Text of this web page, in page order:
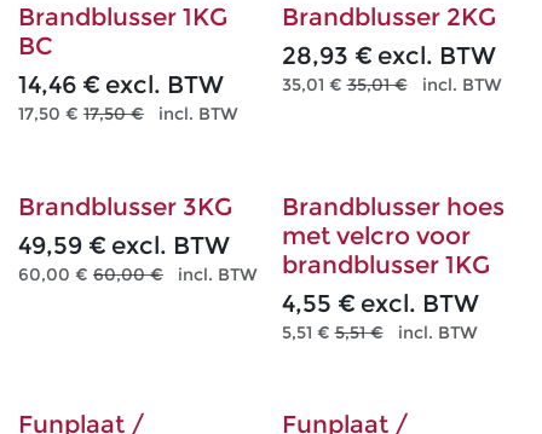
Brandblusser 1KG
BC
14,46 € excl. BTW
17,50 € 17,50€ incl. BTW
Brandblusser 2KG
28,93 € excl. BTW
35,01 € 35,01€ incl. BTW
Brandblusser 3KG
49,59 € excl. BTW
60,00 € 60,00€ incl. BTW
Brandblusser hoes
met velcro voor
brandblusser 1KG
4,55 € excl. BTW
5,51 € 5,51€ incl. BTW
Funplaat /
Funplaat /